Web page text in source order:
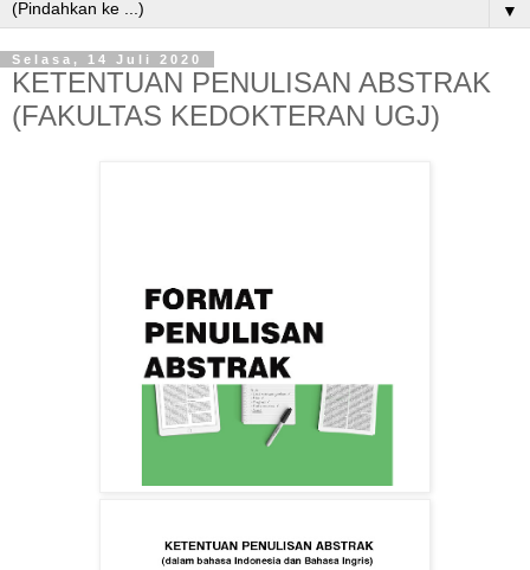
▼
Selasa, 14 Juli 2020
KETENTUAN PENULISAN ABSTRAK
(FAKULTAS KEDOKTERAN UGJ)